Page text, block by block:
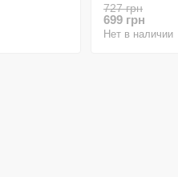
727 грн
699 грн
Нет в наличии